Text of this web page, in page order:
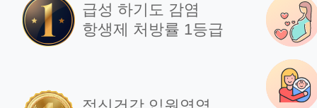
급성 하기도 감염
항생제 처방률 1등급